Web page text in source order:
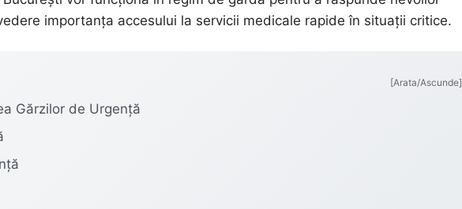
importanța accesului la servicii medicale rapide în situații critice.
[Arata/Ascunde]
Gărzilor de Urgență